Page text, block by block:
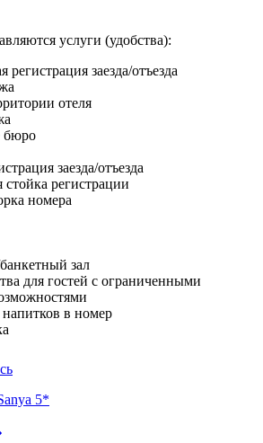
услуги (удобства):
заезда/отъезда
отеля
бюро
заезда/отъезда
стойка регистрации
номера
зал
для гостей с ограниченными
в номер
5*